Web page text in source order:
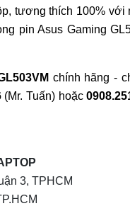
tương thích 100%
pin Asus Gaming
chính hãng -
(Mr. Tuấn) hoặc
3, TPHCM